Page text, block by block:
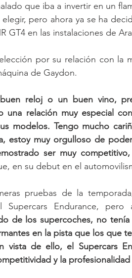
que iba a invertir en un
pero ahora ya se ha
GT4 en las instalaciones de
por su relación con la
de Gaydon.
reloj o un buen vino,
una relación muy especial
modelos. Tengo mucho
estoy muy orgulloso de
ser muy
en su debut en el
pruebas de la
Endurance, pero
de los supercoches, no
en la pista que los que
vista de ello, el Supercars
y la